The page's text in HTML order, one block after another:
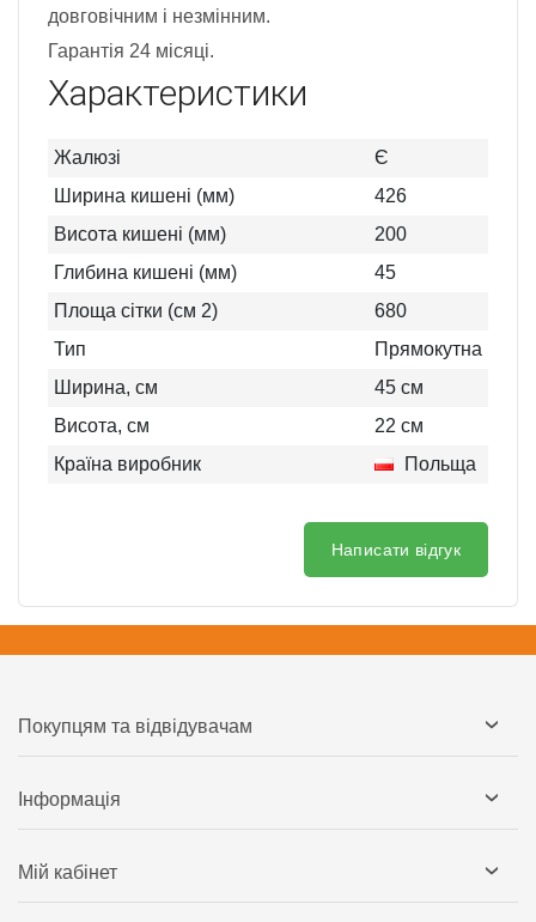
довговічним і незмінним.
Гарантія 24 місяці.
Характеристики
Жалюзі
Є
Ширина кишені (мм)
426
Висота кишені (мм)
200
Глибина кишені (мм)
45
Площа сітки (см 2)
680
Тип
Прямокутна
Ширина, см
45 см
Висота, см
22 см
Країна виробник
Польща
Написати відгук
Покупцям та відвідувачам
Інформація
Мій кабінет